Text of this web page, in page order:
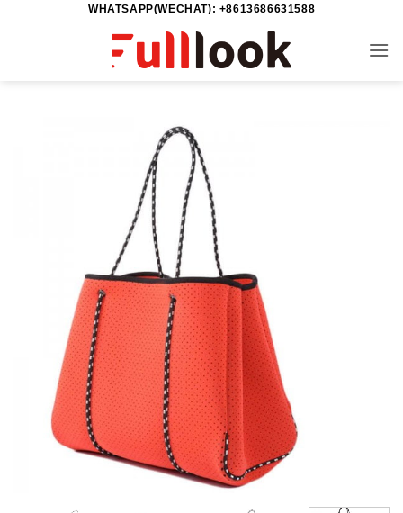
WHATSAPP(WECHAT): +8613686631588